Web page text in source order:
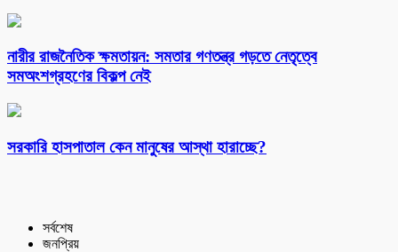
নারীর রাজনৈতিক ক্ষমতায়ন: সমতার গণতন্ত্র গড়তে নেতৃত্বে
সমঅংশগ্রহণের বিকল্প নেই
সরকারি হাসপাতাল কেন মানুষের আস্থা হারাচ্ছে?
সর্বশেষ
জনপ্রিয়